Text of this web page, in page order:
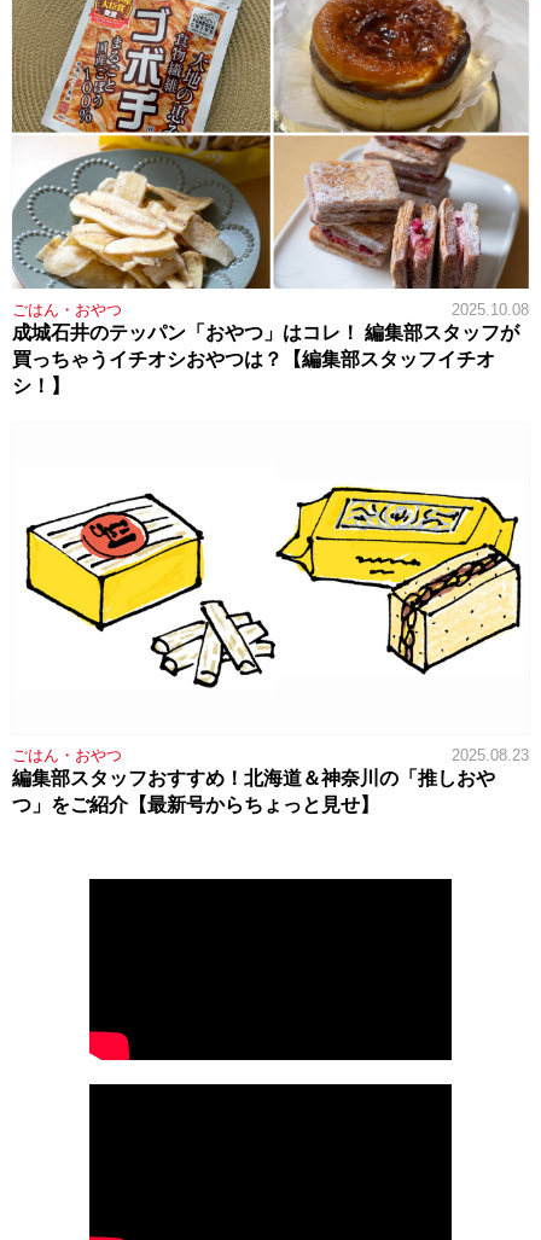
ごはん・おやつ 2025.10.08
成城石井のテッパン「おやつ」はコレ！ 編集部スタッフが
買っちゃうイチオシおやつは？【編集部スタッフイチオ
シ！】
ごはん・おやつ 2025.08.23
編集部スタッフおすすめ！北海道＆神奈川の「推しおや
つ」をご紹介【最新号からちょっと見せ】